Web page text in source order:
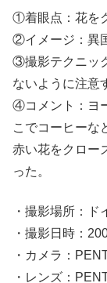
①着眼点：花を
②イメージ：異
③撮影テクニッ
ないように注意
④コメント：ヨ
こでコーヒーな
赤い花をクロー
った。
・撮影場所：ド
・撮影日時：
・カメラ：
・レンズ：